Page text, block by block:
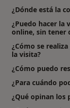
¿Dónde está la
¿Puedo hacer la
online, sin tener
¿Cómo se
la visita?
¿Cómo puedo
¿Para cuándo
¿Qué opinan los